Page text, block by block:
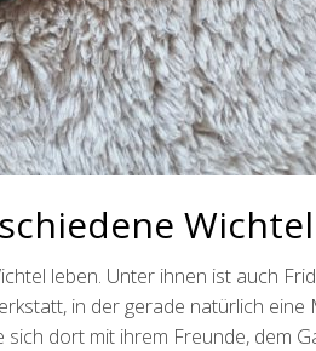
Wichtel
leben. Unter ihnen ist auch
in der gerade natürlich eine
dort mit ihrem Freunde, dem